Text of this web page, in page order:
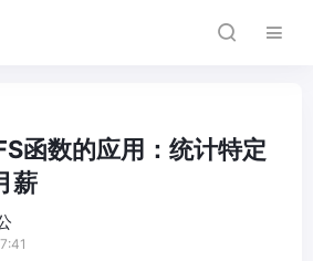
函数的应用：统计特定
薪